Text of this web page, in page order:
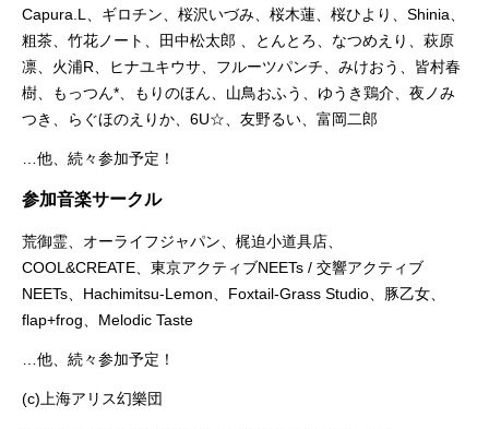
Capura.L、ギロチン、桜沢いづみ、桜木蓮、桜ひより、Shinia、
粗茶、竹花ノート、田中松太郎 、とんとろ、なつめえり、萩原
凛、火浦R、ヒナユキウサ、フルーツパンチ、みけおう、皆村春
樹、もっつん*、もりのほん、山鳥おふう、ゆうき鶏介、夜ノみ
つき、らぐほのえりか、6U☆、友野るい、富岡二郎
…他、続々参加予定！
参加音楽サークル
荒御霊、オーライフジャパン、梶迫小道具店、
COOL&CREATE、東京アクティブNEETs / 交響アクティブ
NEETs、Hachimitsu-Lemon、Foxtail-Grass Studio、豚乙女、
flap+frog、Melodic Taste
…他、続々参加予定！
(c)上海アリス幻樂団